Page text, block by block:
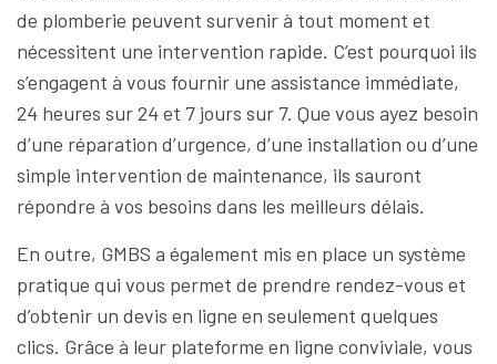
de plomberie peuvent survenir à tout moment et
nécessitent une intervention rapide. C’est pourquoi ils
s’engagent à vous fournir une assistance immédiate,
24 heures sur 24 et 7 jours sur 7. Que vous ayez besoin
d’une réparation d’urgence, d’une installation ou d’une
simple intervention de maintenance, ils sauront
répondre à vos besoins dans les meilleurs délais.
En outre, GMBS a également mis en place un système
pratique qui vous permet de prendre rendez-vous et
d’obtenir un devis en ligne en seulement quelques
clics. Grâce à leur plateforme en ligne conviviale, vous